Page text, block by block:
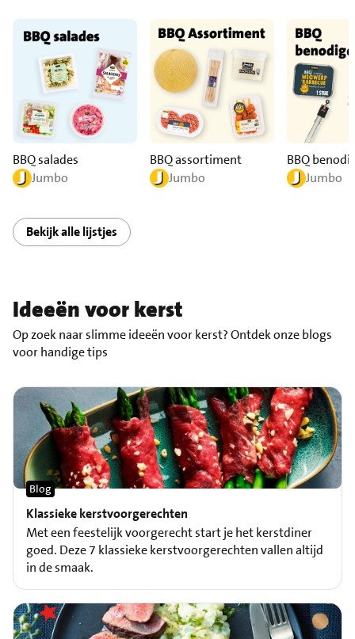
BBQ salades
Jumbo
BBQ assortiment
Jumbo
BBQ
Jumbo
Bekijk alle lijstjes
Ideeën voor kerst
Op zoek naar slimme ideeën voor kerst? Ontdek onze blogs
voor handige tips
Klassieke kerstvoorgerechten
Blog
Met een feestelijk voorgerecht start je het kerstdiner
goed. Deze 7 klassieke kerstvoorgerechten vallen altijd
in de smaak.